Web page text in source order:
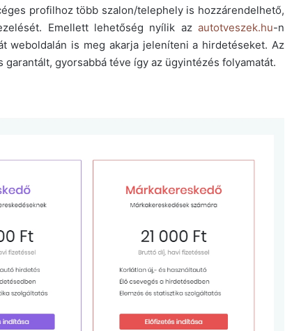
profilhoz több szalon/telephely is hozzárendelhető,
Emellett lehetőség nyílik az autotveszek.hu-n
weboldalán is meg akarja jeleníteni a hirdetéseket. Az
gyorsabbá téve így az ügyintézés folyamatát.